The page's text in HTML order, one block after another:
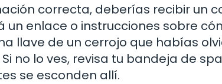
correcta, deberías recibir un
un enlace o instrucciones sobre
llave de un cerrojo que habías
no lo ves, revisa tu bandeja de
se esconden allí.